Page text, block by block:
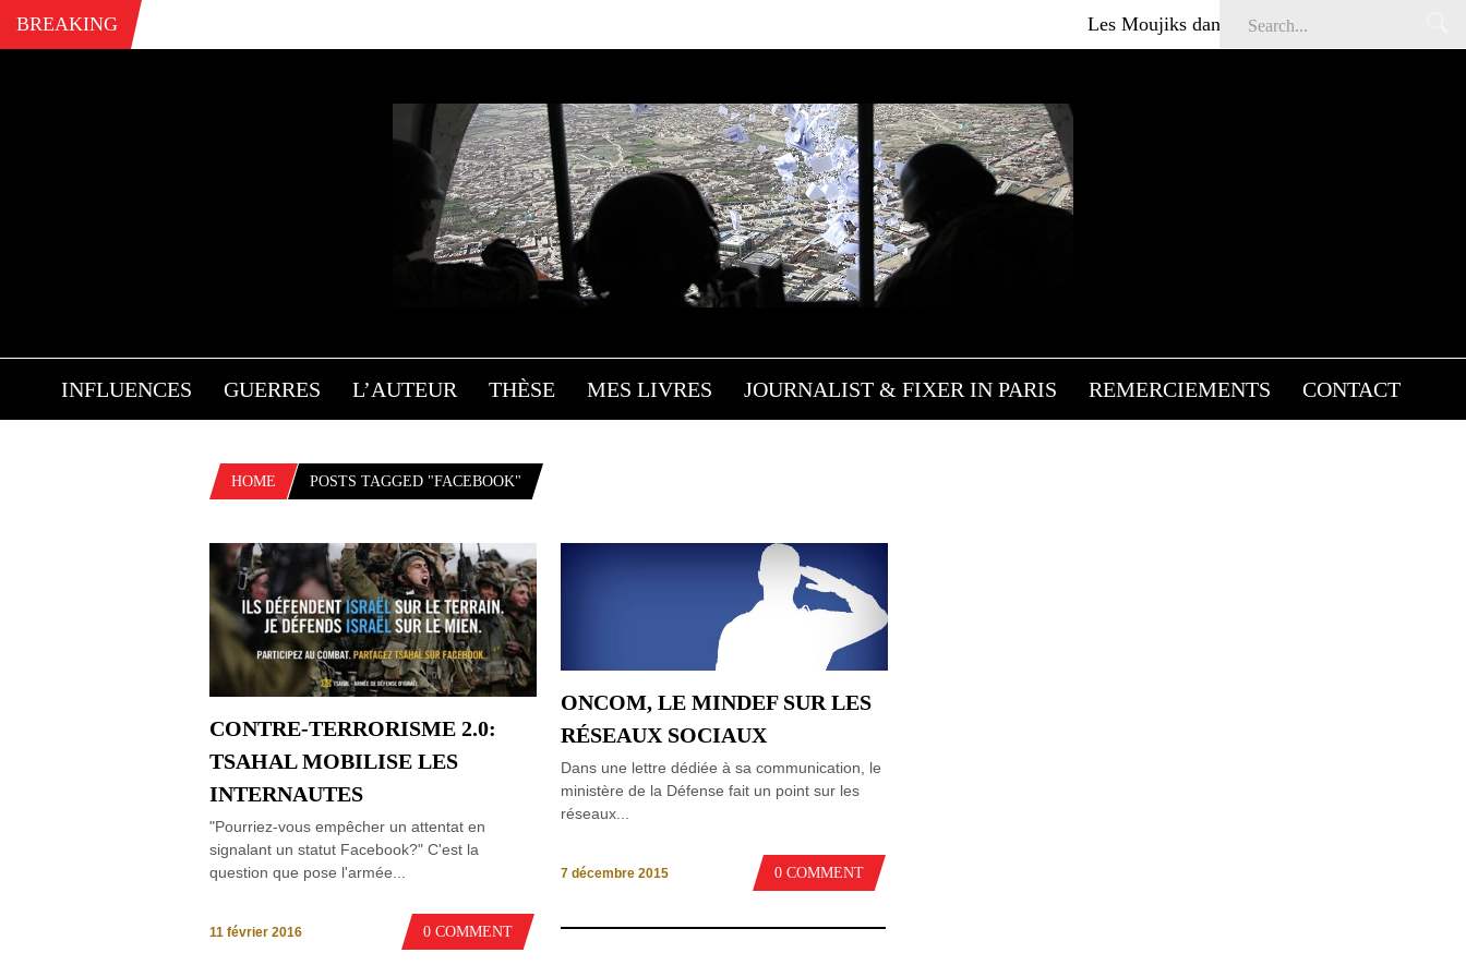
BREAKING Les Moujiks dans Affaires sensibles
INFLUENCES GUERRES L’AUTEUR THÈSE MES LIVRES JOURNALIST & FIXER IN PARIS REMERCIEMENTS CONTACT
HOME POSTS TAGGED "FACEBOOK"
CONTRE-TERRORISME 2.0:
TSAHAL MOBILISE LES
INTERNAUTES
"Pourriez-vous empêcher un attentat en
signalant un statut Facebook?" C'est la
question que pose l'armée...
11 février 2016 0 COMMENT
ONCOM, LE MINDEF SUR LES
RÉSEAUX SOCIAUX
Dans une lettre dédiée à sa communication, le
ministère de la Défense fait un point sur les
réseaux...
7 décembre 2015 0 COMMENT